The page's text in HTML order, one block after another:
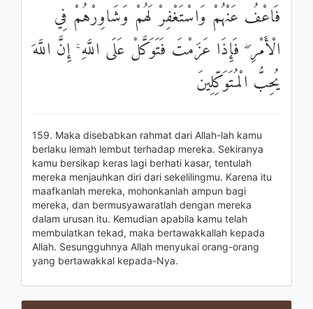
فَاعْفُ عَنْهُمْ وَاسْتَغْفِرْ لَهُمْ وَشَاوِرْهُمْ فِي
الْأَمْرِ ۖ فَإِذَا عَزَمْتَ فَتَوَكَّلْ عَلَى اللَّهِ ۚ إِنَّ اللَّهَ
يُحِبُّ الْمُتَوَكِّلِينَ
159. Maka disebabkan rahmat dari Allah-lah kamu
berlaku lemah lembut terhadap mereka. Sekiranya
kamu bersikap keras lagi berhati kasar, tentulah
mereka menjauhkan diri dari sekelilingmu. Karena itu
maafkanlah mereka, mohonkanlah ampun bagi
mereka, dan bermusyawaratlah dengan mereka
dalam urusan itu. Kemudian apabila kamu telah
membulatkan tekad, maka bertawakkallah kepada
Allah. Sesungguhnya Allah menyukai orang-orang
yang bertawakkal kepada-Nya.